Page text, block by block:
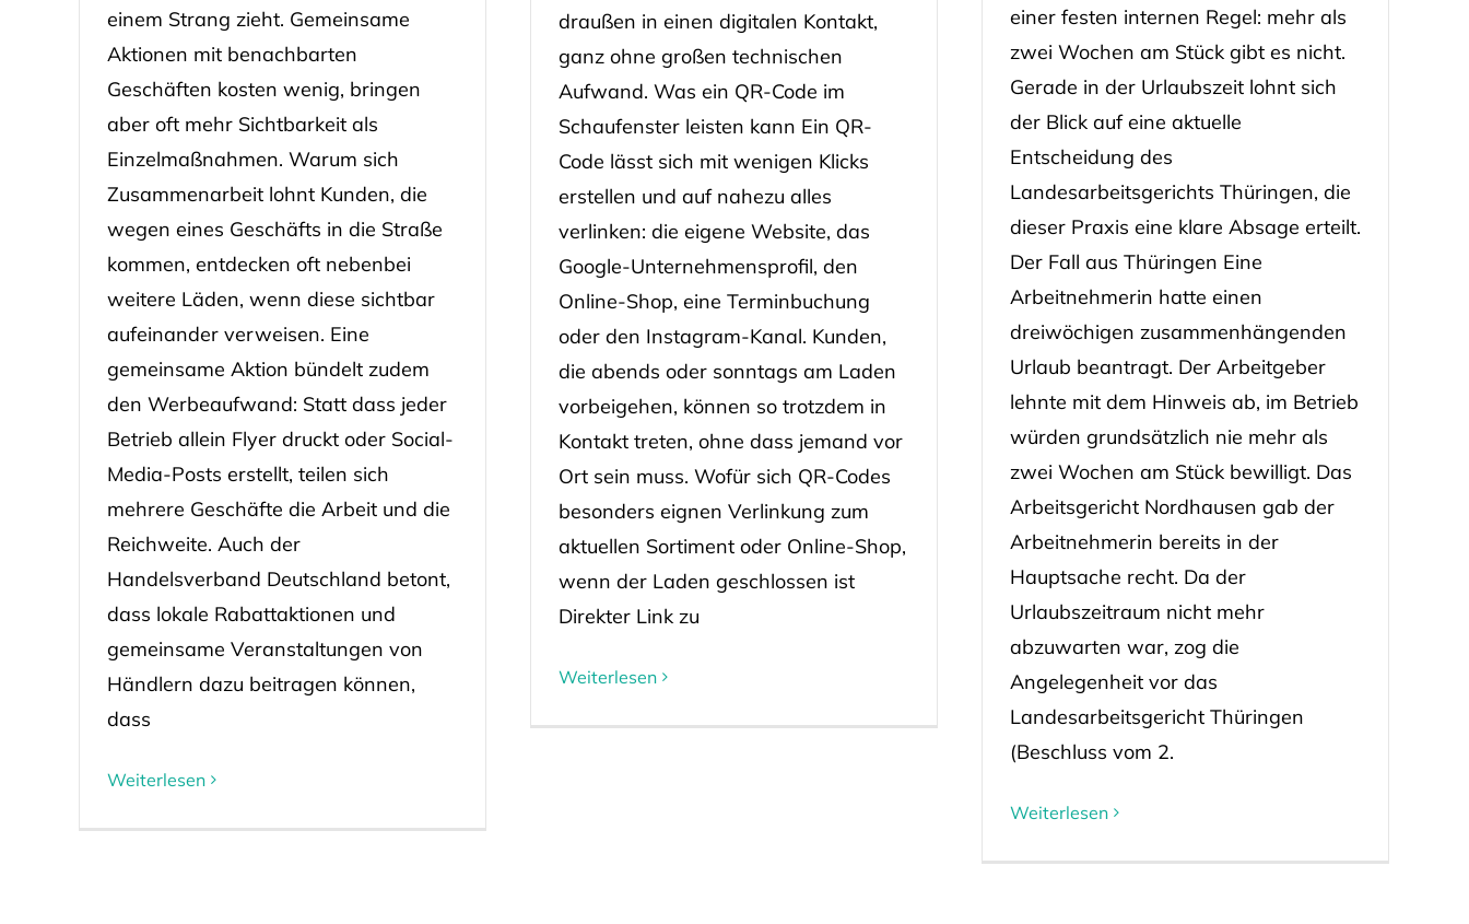
einem Strang zieht. Gemeinsame
Aktionen mit benachbarten
Geschäften kosten wenig, bringen
aber oft mehr Sichtbarkeit als
Einzelmaßnahmen. Warum sich
Zusammenarbeit lohnt Kunden, die
wegen eines Geschäfts in die Straße
kommen, entdecken oft nebenbei
weitere Läden, wenn diese sichtbar
aufeinander verweisen. Eine
gemeinsame Aktion bündelt zudem
den Werbeaufwand: Statt dass jeder
Betrieb allein Flyer druckt oder Social-
Media-Posts erstellt, teilen sich
mehrere Geschäfte die Arbeit und die
Reichweite. Auch der
Handelsverband Deutschland betont,
dass lokale Rabattaktionen und
gemeinsame Veranstaltungen von
Händlern dazu beitragen können,
dass
Weiterlesen
draußen in einen digitalen Kontakt,
ganz ohne großen technischen
Aufwand. Was ein QR-Code im
Schaufenster leisten kann Ein QR-
Code lässt sich mit wenigen Klicks
erstellen und auf nahezu alles
verlinken: die eigene Website, das
Google-Unternehmensprofil, den
Online-Shop, eine Terminbuchung
oder den Instagram-Kanal. Kunden,
die abends oder sonntags am Laden
vorbeigehen, können so trotzdem in
Kontakt treten, ohne dass jemand vor
Ort sein muss. Wofür sich QR-Codes
besonders eignen Verlinkung zum
aktuellen Sortiment oder Online-Shop,
wenn der Laden geschlossen ist
Direkter Link zu
Weiterlesen
einer festen internen Regel: mehr als
zwei Wochen am Stück gibt es nicht.
Gerade in der Urlaubszeit lohnt sich
der Blick auf eine aktuelle
Entscheidung des
Landesarbeitsgerichts Thüringen, die
dieser Praxis eine klare Absage erteilt.
Der Fall aus Thüringen Eine
Arbeitnehmerin hatte einen
dreiwöchigen zusammenhängenden
Urlaub beantragt. Der Arbeitgeber
lehnte mit dem Hinweis ab, im Betrieb
würden grundsätzlich nie mehr als
zwei Wochen am Stück bewilligt. Das
Arbeitsgericht Nordhausen gab der
Arbeitnehmerin bereits in der
Hauptsache recht. Da der
Urlaubszeitraum nicht mehr
abzuwarten war, zog die
Angelegenheit vor das
Landesarbeitsgericht Thüringen
(Beschluss vom 2.
Weiterlesen